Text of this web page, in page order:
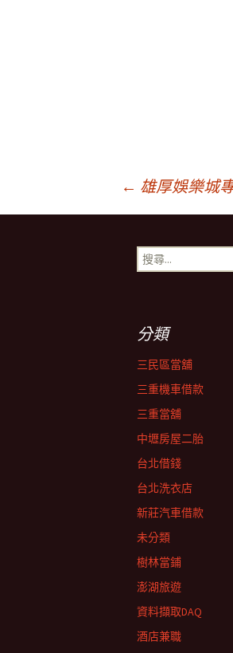
← 雄厚娛樂城
搜
尋
分類
三民區當舖
三重機車借款
三重當舖
中壢房屋二胎
台北借錢
台北洗衣店
新莊汽車借款
未分類
樹林當鋪
澎湖旅遊
資料擷取DAQ
酒店兼職